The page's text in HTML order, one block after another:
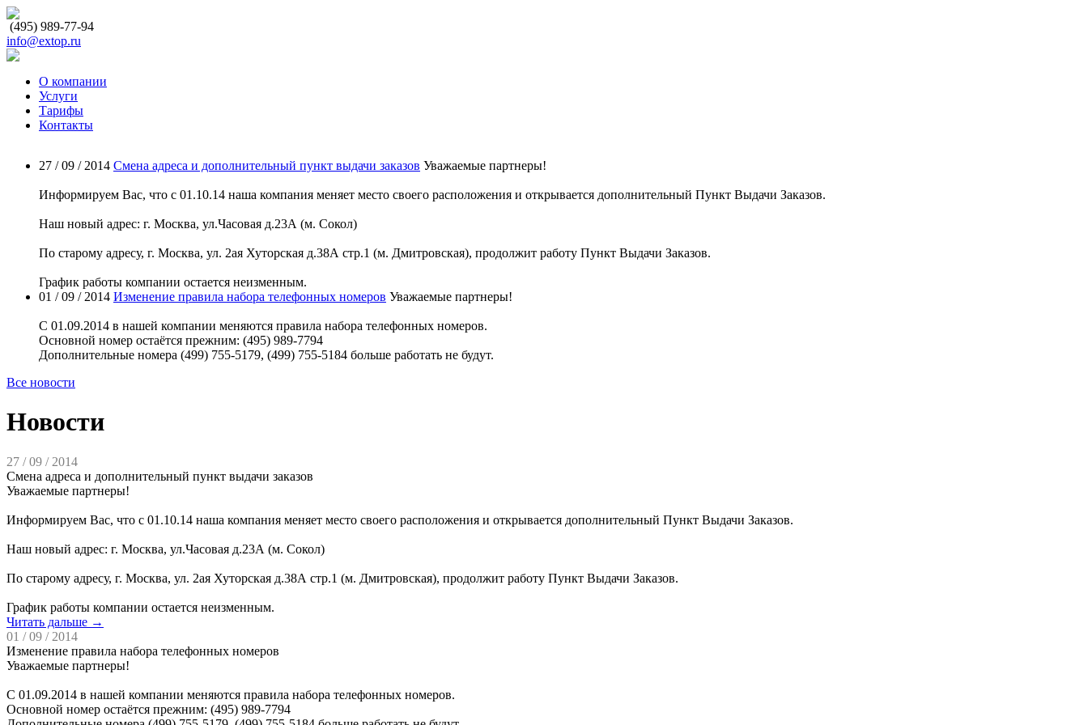
(495) 989-77-94
info@extop.ru
О компании
Услуги
Тарифы
Контакты
27 / 09 / 2014 Смена адреса и дополнительный пункт выдачи заказов Уважаемые партнеры!
Информируем Вас, что с 01.10.14 наша компания меняет место своего расположения и открывается дополнительный Пункт Выдачи Заказов.
Наш новый адрес: г. Москва, ул.Часовая д.23А (м. Сокол)
По старому адресу, г. Москва, ул. 2ая Хуторская д.38А стр.1 (м. Дмитровская), продолжит работу Пункт Выдачи Заказов.
График работы компании остается неизменным.
01 / 09 / 2014 Изменение правила набора телефонных номеров Уважаемые партнеры!
С 01.09.2014 в нашей компании меняются правила набора телефонных номеров.
Основной номер остаётся прежним: (495) 989-7794
Дополнительные номера (499) 755-5179, (499) 755-5184 больше работать не будут.
Все новости
Новости
27 / 09 / 2014
Смена адреса и дополнительный пункт выдачи заказов
Уважаемые партнеры!
Информируем Вас, что с 01.10.14 наша компания меняет место своего расположения и открывается дополнительный Пункт Выдачи Заказов.
Наш новый адрес: г. Москва, ул.Часовая д.23А (м. Сокол)
По старому адресу, г. Москва, ул. 2ая Хуторская д.38А стр.1 (м. Дмитровская), продолжит работу Пункт Выдачи Заказов.
График работы компании остается неизменным.
Читать дальше →
01 / 09 / 2014
Изменение правила набора телефонных номеров
Уважаемые партнеры!
С 01.09.2014 в нашей компании меняются правила набора телефонных номеров.
Основной номер остаётся прежним: (495) 989-7794